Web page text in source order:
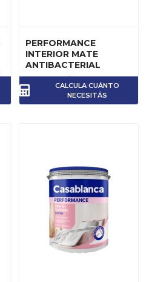
PERFORMANCE
INTERIOR MATE
ANTIBACTERIAL
20 litros
CALCULA CUÁNTO
NECESITÁS